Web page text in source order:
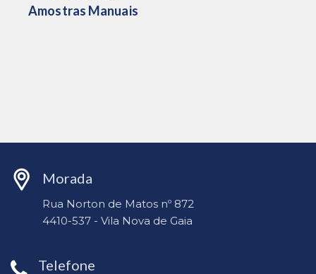
Amostras Manuais
Morada
Rua Norton de Matos nº 872
4410-537 - Vila Nova de Gaia
Telefone